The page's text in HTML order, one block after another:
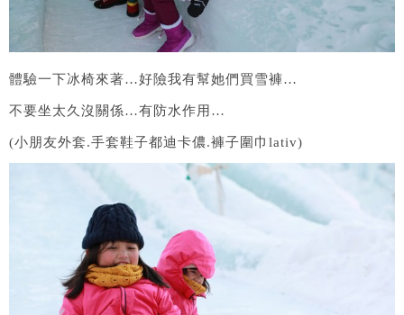
體驗一下冰椅來著…好險我有幫她們買雪褲…
不要坐太久沒關係…有防水作用…
(小朋友外套.手套鞋子都迪卡儂.褲子圍巾lativ)